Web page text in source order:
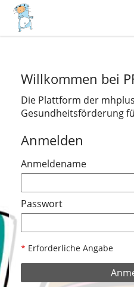
Willkommen bei
Die Plattform der
Gesundheitsförderung
Anmelden
Anmeldename
Passwort
* Erforderliche Angabe